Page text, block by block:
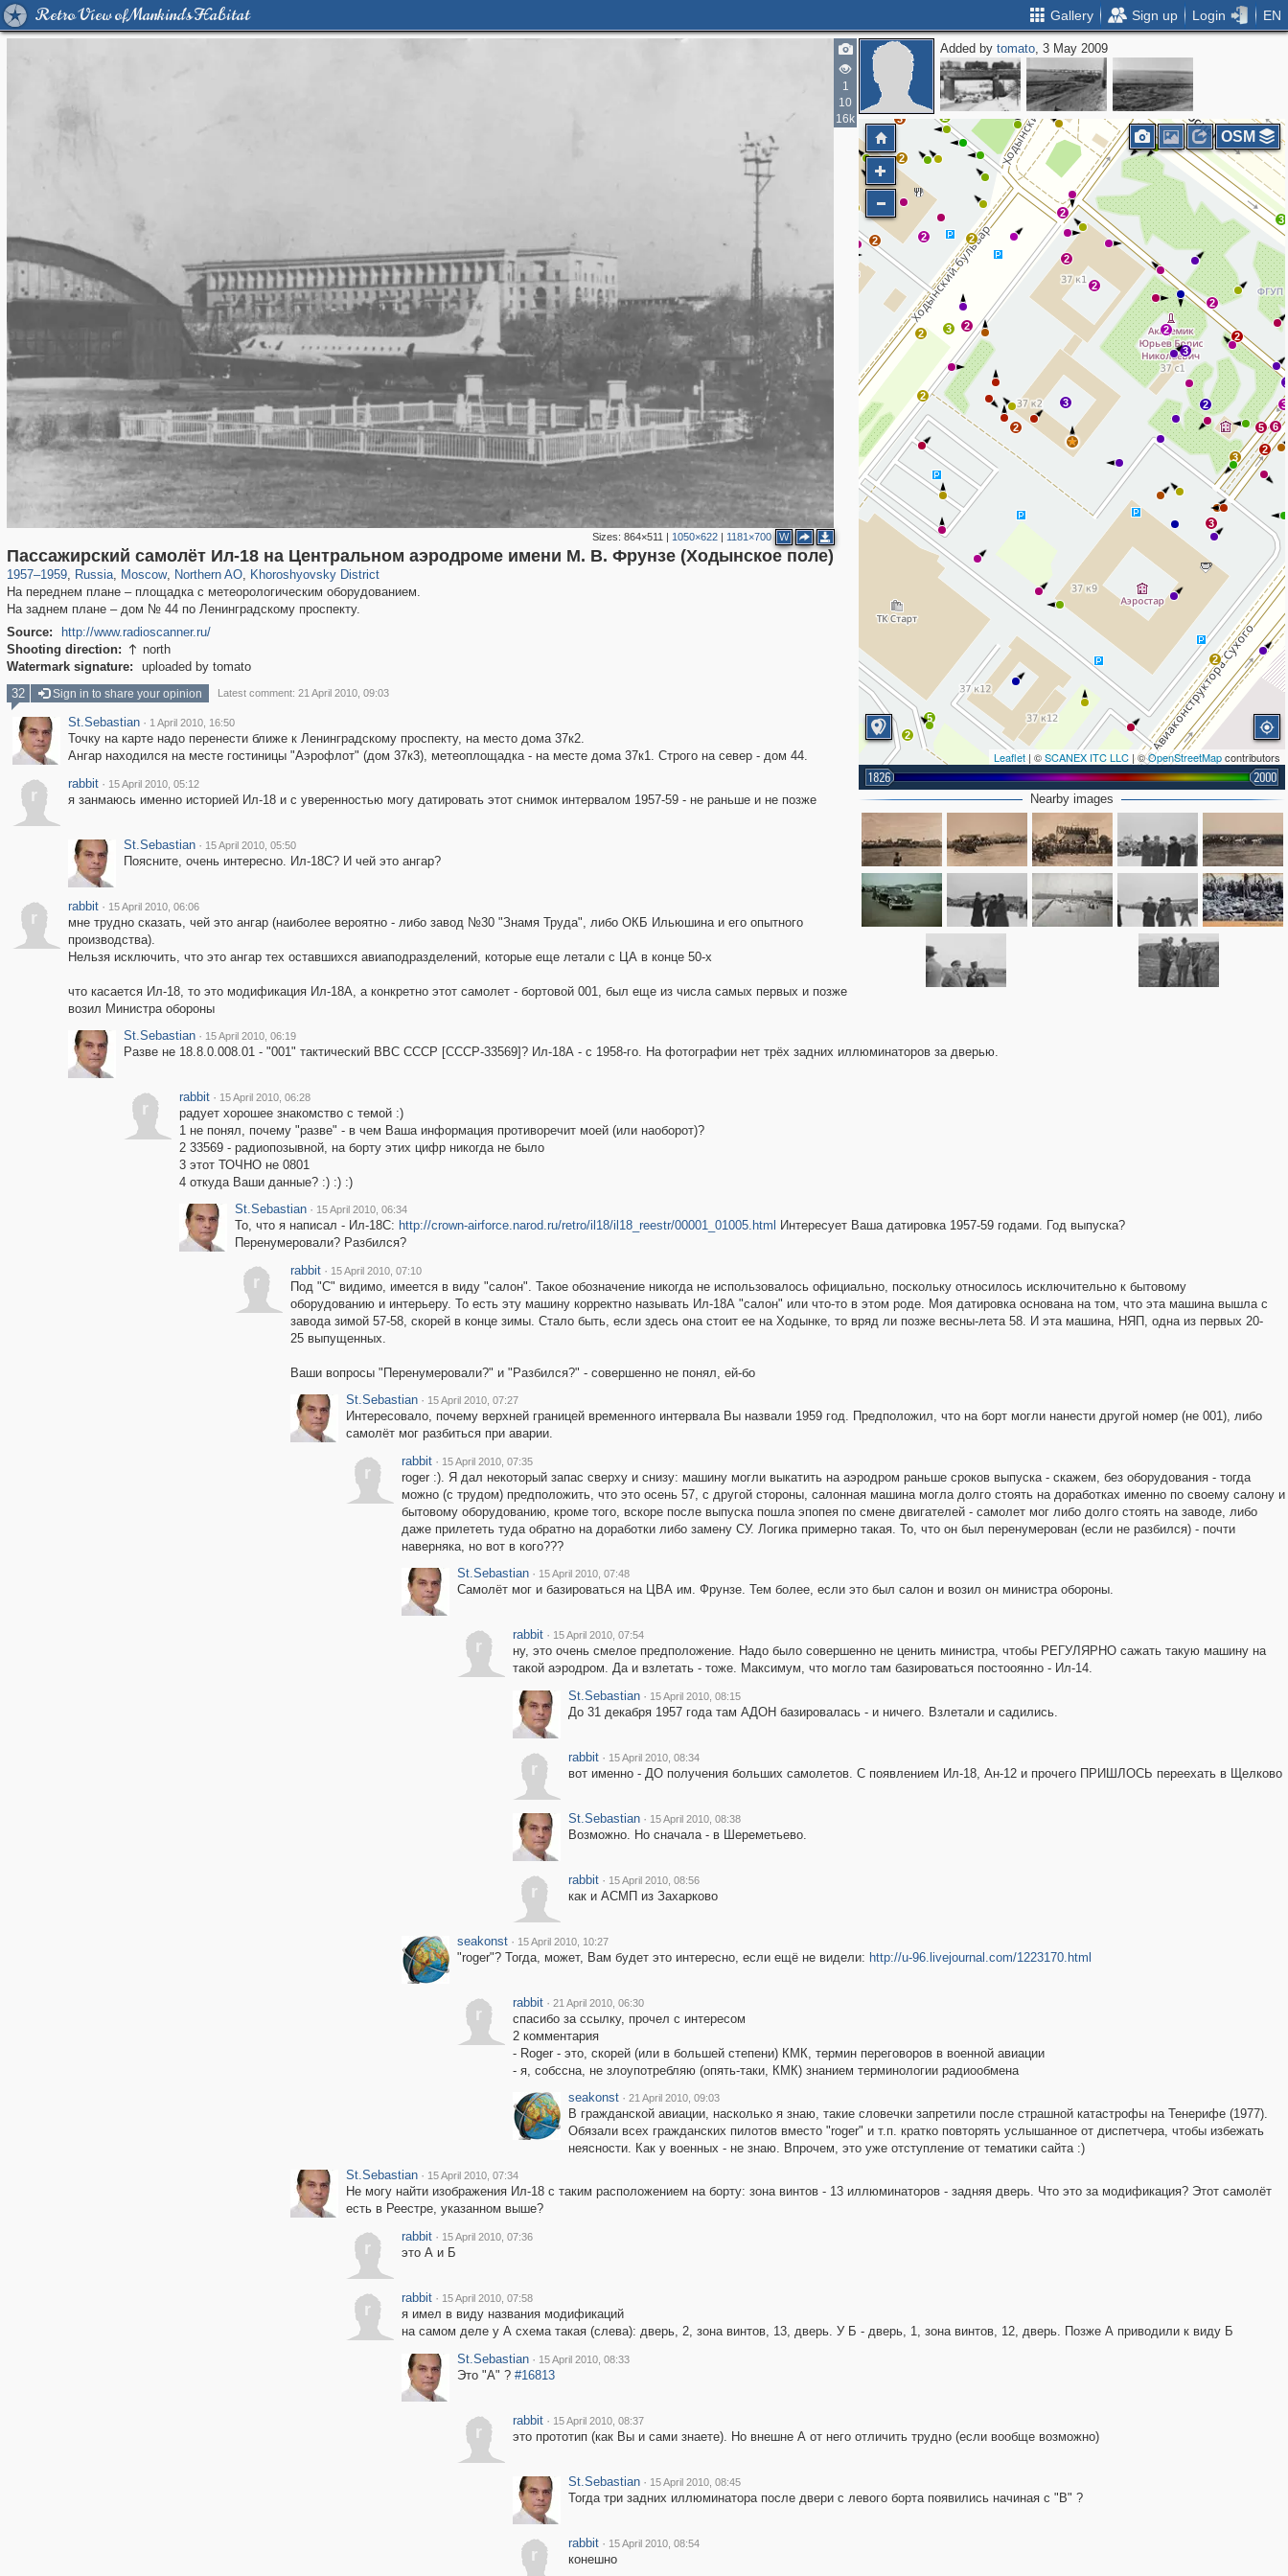
Retro View of Mankind's Habitat Gallery Sign up Login EN
1
10
16k
Sizes: 864×511 | 1050×622| 1181×700 W
Пассажирский самолёт Ил-18 на Центральном аэродроме имени М. В. Фрунзе (Ходынское поле)
1957–1959, Russia
1,406,929 29,248
, Moscow
319,861 8,286
, Northern AO
22,540 598
, Khoroshyovsky District
1,902 30
На переднем плане – площадка с метеорологическим оборудованием.
На заднем плане – дом № 44 по Ленинградскому проспекту.
Source:
http://www.radioscanner.ru/
Shooting direction:  north
Watermark signature:
uploaded by tomato
Added bytomato, 3 May 2009
3
2
2
2
3 2
2
2
2
2
2
2
2
3
2
3 2
2
2
3
3
2
2
3
3
6
5
2
2
5
2
Leaflet | ©SCANEX ITC LLC | ©OpenStreetMapcontributors
1826 2000
OSM
Nearby images
32 Sign in to share your opinion Latest comment: 21 April 2010, 09:03
St.Sebastian · 1 April 2010, 16:50
Точку на карте надо перенести ближе к Ленинградскому проспекту, на место дома 37к2.
Ангар находился на месте гостиницы "Аэрофлот" (дом 37к3), метеоплощадка - на месте дома 37к1. Строго на север - дом 44.
r
rabbit · 15 April 2010, 05:12
я занмаюсь именно историей Ил-18 и с уверенностью могу датировать этот снимок интервалом 1957-59 - не раньше и не позже
St.Sebastian · 15 April 2010, 05:50
Поясните, очень интересно. Ил-18С? И чей это ангар?
r
rabbit · 15 April 2010, 06:06
мне трудно сказать, чей это ангар (наиболее вероятно - либо завод №30 "Знамя Труда", либо ОКБ Ильюшина и его опытного
производства).
Нельзя исключить, что это ангар тех оставшихся авиаподразделений, которые еще летали с ЦА в конце 50-х
что касается Ил-18, то это модификация Ил-18А, а конкретно этот самолет - бортовой 001, был еще из числа самых первых и позже
возил Министра обороны
St.Sebastian · 15 April 2010, 06:19
Разве не 18.8.0.008.01 - "001" тактический ВВС СССР [CCCР-33569]? Ил-18А - с 1958-го. На фотографии нет трёх задних иллюминаторов за дверью.
r
rabbit · 15 April 2010, 06:28
радует хорошее знакомство с темой :)
1 не понял, почему "разве" - в чем Ваша информация противоречит моей (или наоборот)?
2 33569 - радиопозывной, на борту этих цифр никогда не было
3 этот ТОЧНО не 0801
4 откуда Ваши данные? :) :) :)
St.Sebastian · 15 April 2010, 06:34
То, что я написал - Ил-18С: http://crown-airforce.narod.ru/retro/il18/il18_reestr/00001_01005.html
Интересует Ваша датировка 1957-59 годами. Год выпуска?
Перенумеровали? Разбился?
r
rabbit · 15 April 2010, 07:10
Под "С" видимо, имеется в виду "салон". Такое обозначение никогда не использовалось официально, поскольку относилось исключительно к бытовому
оборудованию и интерьеру. То есть эту машину корректно называть Ил-18А "салон" или что-то в этом роде. Моя датировка основана на том, что эта машина вышла с
завода зимой 57-58, скорей в конце зимы. Стало быть, если здесь она стоит ее на Ходынке, то вряд ли позже весны-лета 58. И эта машина, НЯП, одна из первых 20-
25 выпущенных.
Ваши вопросы "Перенумеровали?" и "Разбился?" - совершенно не понял, ей-бо
St.Sebastian · 15 April 2010, 07:27
Интересовало, почему верхней границей временного интервала Вы назвали 1959 год. Предположил, что на борт могли нанести другой номер (не 001), либо
самолёт мог разбиться при аварии.
r
rabbit · 15 April 2010, 07:35
roger :). Я дал некоторый запас сверху и снизу: машину могли выкатить на аэродром раньше сроков выпуска - скажем, без оборудования - тогда
можно (с трудом) предположить, что это осень 57, с другой стороны, салонная машина могла долго стоять на доработках именно по своему салону и
бытовому оборудованию, кроме того, вскоре после выпуска пошла эпопея по смене двигателей - самолет мог либо долго стоять на заводе, либо
даже прилететь туда обратно на доработки либо замену СУ. Логика примерно такая. То, что он был перенумерован (если не разбился) - почти
наверняка, но вот в кого???
St.Sebastian · 15 April 2010, 07:48
Самолёт мог и базироваться на ЦВА им. Фрунзе. Тем более, если это был салон и возил он министра обороны.
r
rabbit · 15 April 2010, 07:54
ну, это очень смелое предположение. Надо было совершенно не ценить министра, чтобы РЕГУЛЯРНО сажать такую машину на
такой аэродром. Да и взлетать - тоже. Максимум, что могло там базироваться постооянно - Ил-14.
St.Sebastian · 15 April 2010, 08:15
До 31 декабря 1957 года там АДОН базировалась - и ничего. Взлетали и садились.
r
rabbit · 15 April 2010, 08:34
вот именно - ДО получения больших самолетов. С появлением Ил-18, Ан-12 и прочего ПРИШЛОСЬ переехать в Щелково
St.Sebastian · 15 April 2010, 08:38
Возможно. Но сначала - в Шереметьево.
r
rabbit · 15 April 2010, 08:56
как и АСМП из Захарково
seakonst · 15 April 2010, 10:27
"roger"? Тогда, может, Вам будет это интересно, если ещё не видели: http://u-96.livejournal.com/1223170.html
r
rabbit · 21 April 2010, 06:30
спасибо за ссылку, прочел с интересом
2 комментария
- Roger - это, скорей (или в большей степени) КМК, термин переговоров в военной авиации
- я, собссна, не злоупотребляю (опять-таки, КМК) знанием терминологии радиообмена
seakonst · 21 April 2010, 09:03
В гражданской авиации, насколько я знаю, такие словечки запретили после страшной катастрофы на Тенерифе (1977).
Обязали всех гражданских пилотов вместо "roger" и т.п. кратко повторять услышанное от диспетчера, чтобы избежать
неясности. Как у военных - не знаю. Впрочем, это уже отступление от тематики сайта :)
St.Sebastian · 15 April 2010, 07:34
Не могу найти изображения Ил-18 с таким расположением на борту: зона винтов - 13 иллюминаторов - задняя дверь. Что это за модификация? Этот самолёт
есть в Реестре, указанном выше?
r
rabbit · 15 April 2010, 07:36
это А и Б
r
rabbit · 15 April 2010, 07:58
я имел в виду названия модификаций
на самом деле у А схема такая (слева): дверь, 2, зона винтов, 13, дверь. У Б - дверь, 1, зона винтов, 12, дверь. Позже А приводили к виду Б
St.Sebastian · 15 April 2010, 08:33
Это "А" ? #16813
r
rabbit · 15 April 2010, 08:37
это прототип (как Вы и сами знаете). Но внешне А от него отличить трудно (если вообще возможно)
St.Sebastian · 15 April 2010, 08:45
Тогда три задних иллюминатора после двери с левого борта появились начиная с "В" ?
r
rabbit · 15 April 2010, 08:54
конешно